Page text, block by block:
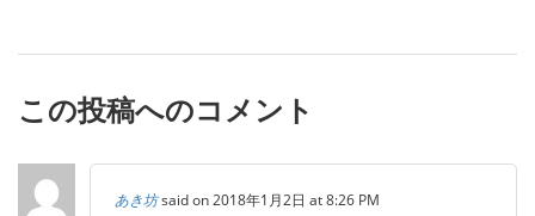
この投稿へのコメント
あき坊said on 2018年1月2日 at 8:26 PM